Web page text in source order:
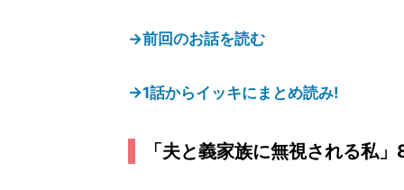
→前回のお話を読む
→1話からイッキにまとめ読み!
「夫と義家族に無視される私